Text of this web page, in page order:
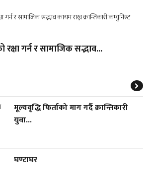
गर्न र सामाजिक सद्भाव...
मूल्यवृद्धि फिर्ताको माग गर्दै क्रान्तिकारी
युवा...
घण्टाघर